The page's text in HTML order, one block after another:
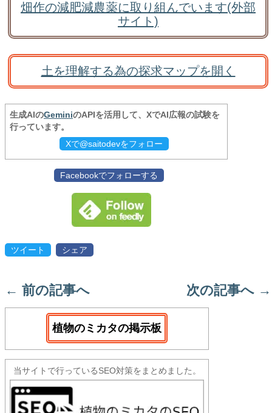
畑作の減肥減農薬に取り組んでいます(外部
サイト)
土を理解する為の探求マップを開く
生成AIのGeminiのAPIを活用して、XでAI広報の試験を
行っています。
Xで@saitodevをフォロー
Facebookでフォローする
ツイート シェア
← 前の記事へ 次の記事へ →
植物のミカタの掲示板
当サイトで行っているSEO対策をまとめました。